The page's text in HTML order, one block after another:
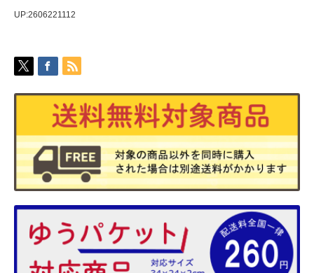
UP:2606221112